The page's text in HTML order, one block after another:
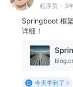
程序员 · 5
Springboot 框
详细！
今天学到了